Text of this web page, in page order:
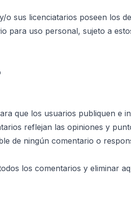
sus licenciatarios poseen los
para uso personal, sujeto a
que los usuarios publiquen
reflejan las opiniones y
de ningún comentario o
los comentarios y eliminar